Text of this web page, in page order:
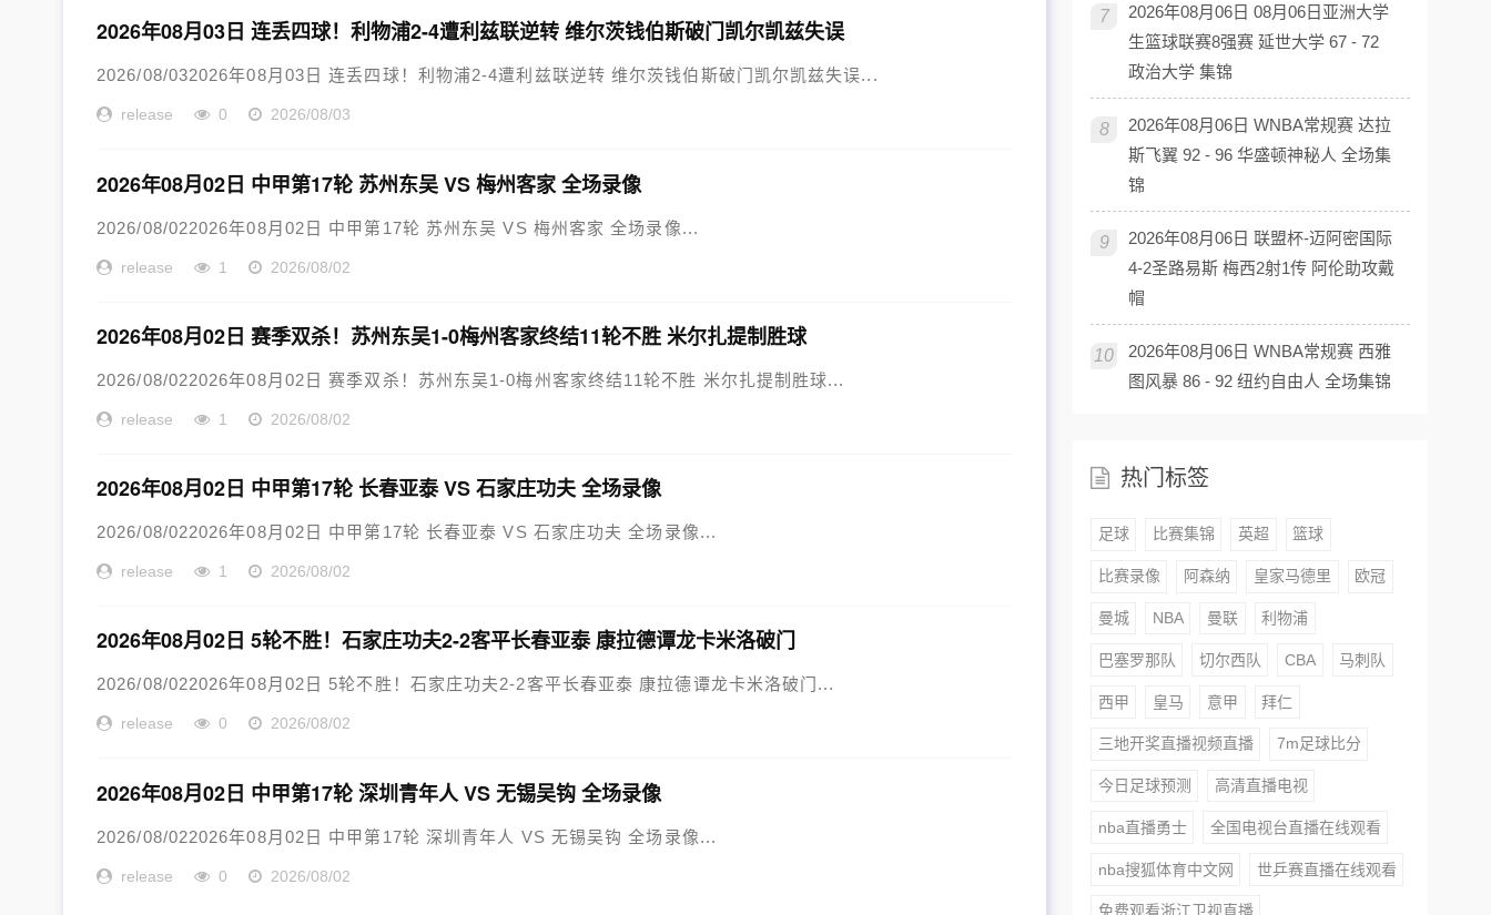
2026年08月03日 连丢四球！利物浦2-4遭利兹联逆转 维尔茨钱伯斯破门凯尔凯兹失误
2026/08/032026年08月03日 连丢四球！利物浦2-4遭利兹联逆转 维尔茨钱伯斯破门凯尔凯兹失误...
release 0 2026/08/03
2026年08月02日 中甲第17轮 苏州东吴 VS 梅州客家 全场录像
2026/08/022026年08月02日 中甲第17轮 苏州东吴 VS 梅州客家 全场录像...
release 1 2026/08/02
2026年08月02日 赛季双杀！苏州东吴1-0梅州客家终结11轮不胜 米尔扎提制胜球
2026/08/022026年08月02日 赛季双杀！苏州东吴1-0梅州客家终结11轮不胜 米尔扎提制胜球...
release 1 2026/08/02
2026年08月02日 中甲第17轮 长春亚泰 VS 石家庄功夫 全场录像
2026/08/022026年08月02日 中甲第17轮 长春亚泰 VS 石家庄功夫 全场录像...
release 1 2026/08/02
2026年08月02日 5轮不胜！石家庄功夫2-2客平长春亚泰 康拉德谭龙卡米洛破门
2026/08/022026年08月02日 5轮不胜！石家庄功夫2-2客平长春亚泰 康拉德谭龙卡米洛破门...
release 0 2026/08/02
2026年08月02日 中甲第17轮 深圳青年人 VS 无锡吴钩 全场录像
2026/08/022026年08月02日 中甲第17轮 深圳青年人 VS 无锡吴钩 全场录像...
release 0 2026/08/02
7
2026年08月06日 08月06日亚洲大学
生篮球联赛8强赛 延世大学 67 - 72
政治大学 集锦
8
2026年08月06日 WNBA常规赛 达拉
斯飞翼 92 - 96 华盛顿神秘人 全场集
锦
9
2026年08月06日 联盟杯-迈阿密国际
4-2圣路易斯 梅西2射1传 阿伦助攻戴
帽
10
2026年08月06日 WNBA常规赛 西雅
图风暴 86 - 92 纽约自由人 全场集锦
热门标签
足球 比赛集锦 英超 篮球
比赛录像 阿森纳 皇家马德里 欧冠
曼城 NBA 曼联 利物浦
巴塞罗那队 切尔西队 CBA 马刺队
西甲 皇马 意甲 拜仁
三地开奖直播视频直播 7m足球比分
今日足球预测 高清直播电视
nba直播勇士 全国电视台直播在线观看
nba搜狐体育中文网 世乒赛直播在线观看
免费观看浙江卫视直播